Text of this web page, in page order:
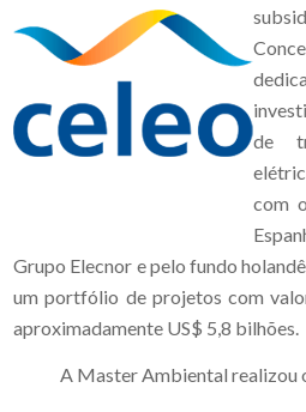
de
com
Grupo Elecnor e pelo fundo
um portfólio de projetos com
aproximadamente US$ 5,8 bilhões.
A Master Ambiental realizou